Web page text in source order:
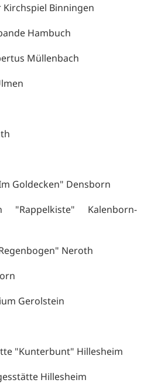
Binningen
Hambuch
Müllenbach
Goldecken" Densborn
"Rappelkiste" Kalenborn-
Neroth
Gerolstein
"Kunterbunt" Hillesheim
Hillesheim